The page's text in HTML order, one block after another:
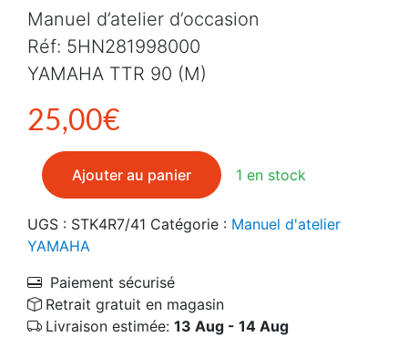
25,00€
Manuel d’atelier d’occasion
Réf: 5HN281998000
YAMAHA TTR 90 (M)
1 en stock
quantité de Manuel d'atelier d'occasion YAMAHA TTR
Ajouter au panier
UGS : STK4R7/41 Catégorie : Manuel d'atelier
YAMAHA
Paiement sécurisé
Retrait gratuit en magasin
Livraison estimée: 13 Aug - 14 Aug